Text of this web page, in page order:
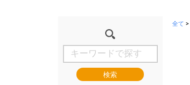
検索
全て >